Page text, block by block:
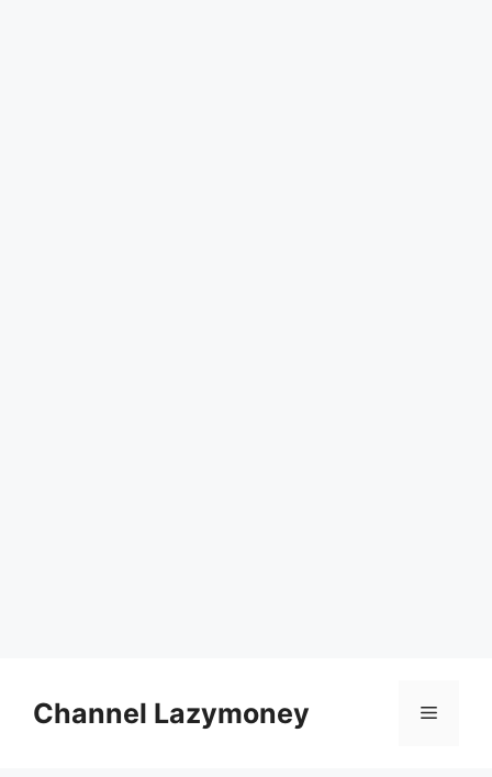
contentChannel Lazymoney Menu